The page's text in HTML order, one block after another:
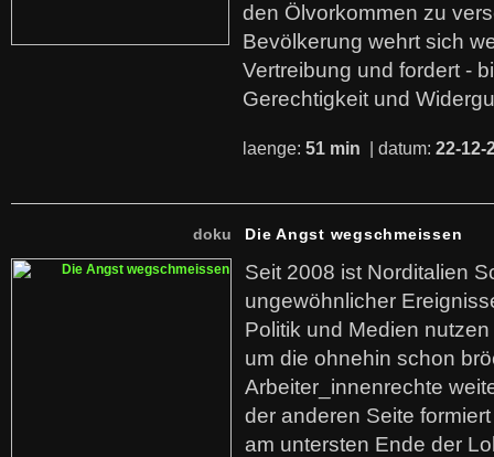
den Ölvorkommen zu
Bevölkerung wehrt sich
Vertreibung und fordert -
Gerechtigkeit und
laenge: 51 min | datum: 22-12-
doku Die Angst wegschmeissen
Seit 2008 ist Norditalien
ungewöhnlicher
Politik und Medien
um die ohnehin schon
Arbeiter_innenrechte
der anderen Seite
am untersten Ende der